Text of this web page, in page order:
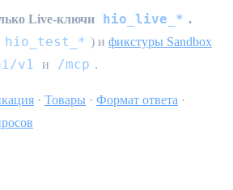
Live-ключи hio_live_* .
hio_test_* ) и фикстуры Sandbox
v1 и /mcp .
· Товары · Формат ответа ·